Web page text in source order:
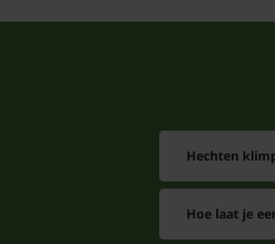
Hechten
Hoe laat je